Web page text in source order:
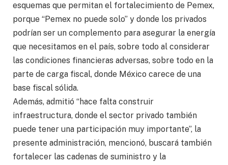
esquemas que permitan el fortalecimiento de Pemex,
porque “Pemex no puede solo” y donde los privados
podrían ser un complemento para asegurar la energía
que necesitamos en el país, sobre todo al considerar
las condiciones financieras adversas, sobre todo en la
parte de carga fiscal, donde México carece de una
base fiscal sólida.
Además, admitió “hace falta construir
infraestructura, donde el sector privado también
puede tener una participación muy importante”, la
presente administración, mencionó, buscará también
fortalecer las cadenas de suministro y la